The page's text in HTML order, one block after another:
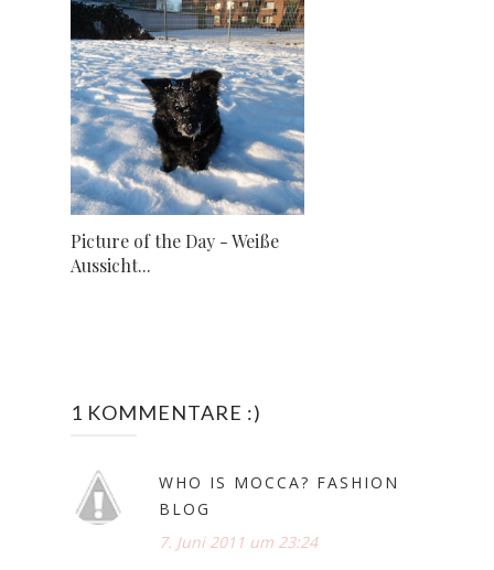
Picture of the Day - Weiße
Aussicht...
1 KOMMENTARE :)
WHO IS MOCCA? FASHION
BLOG
7. Juni 2011 um 23:24